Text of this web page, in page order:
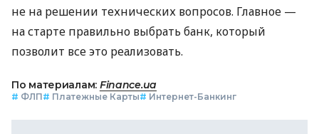
не на решении технических вопросов. Главное —
на старте правильно выбрать банк, который
позволит все это реализовать.
По материалам: Finance.ua
# ФЛП# Платежные Карты# Интернет-Банкинг